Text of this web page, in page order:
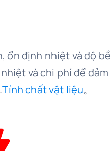
ổn định nhiệt và độ
và chi phí để
Tính chất vật liệu。